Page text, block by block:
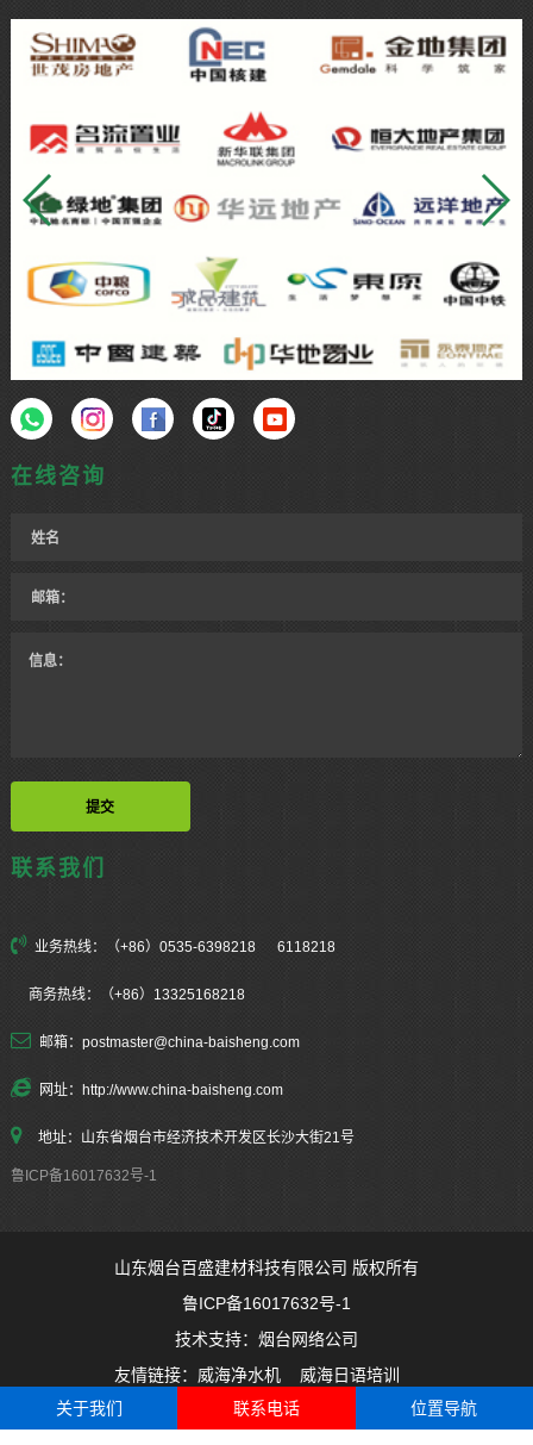
在线咨询
联系我们
业务热线：（+86）0535-6398218 6118218
商务热线：（+86）13325168218
邮箱：postmaster@china-baisheng.com
网址：http://www.china-baisheng.com
地址：山东省烟台市经济技术开发区长沙大街21号
鲁ICP备16017632号-1
山东烟台百盛建材科技有限公司 版权所有
鲁ICP备16017632号-1
技术支持： 烟台网络公司
友情链接： 威海净水机 威海日语培训
关于我们 联系电话 位置导航